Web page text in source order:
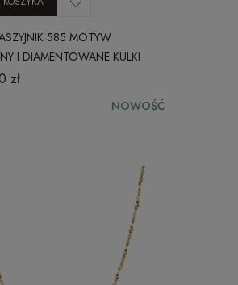
585 MOTYW
I DIAMENTOWANE KULKI
230620252N
zł
NOWOŚĆ